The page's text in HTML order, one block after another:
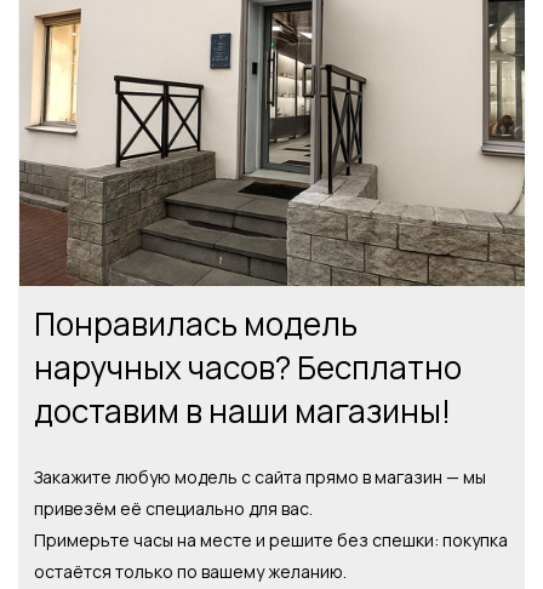
Понравилась модель
наручных часов? Бесплатно
доставим в наши магазины!
Закажите любую модель с сайта прямо в магазин — мы
привезём её специально для вас.
Примерьте часы на месте и решите без спешки: покупка
остаётся только по вашему желанию.